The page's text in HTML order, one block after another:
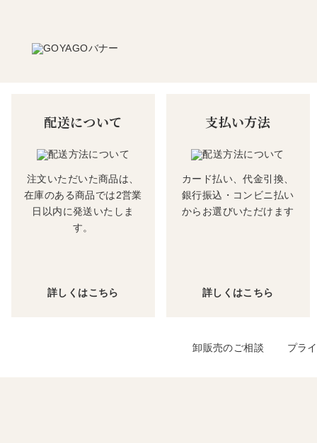
配送について
注文いただいた商品は、
在庫のある商品では2営業
日以内に発送いたしま
す。
詳しくはこちら
支払い方法
カード払い、代金引換、
銀行振込・コンビニ払い
からお選びいただけます
詳しくはこちら
卸販売のご相談 プラ